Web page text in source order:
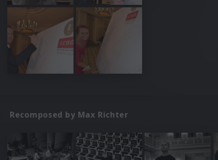
Recomposed by Max Richter